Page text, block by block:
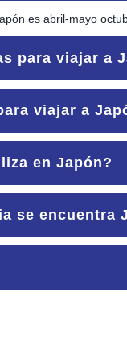
es abril-mayo
para viajar a
viajar a
en Japón?
se encuentra